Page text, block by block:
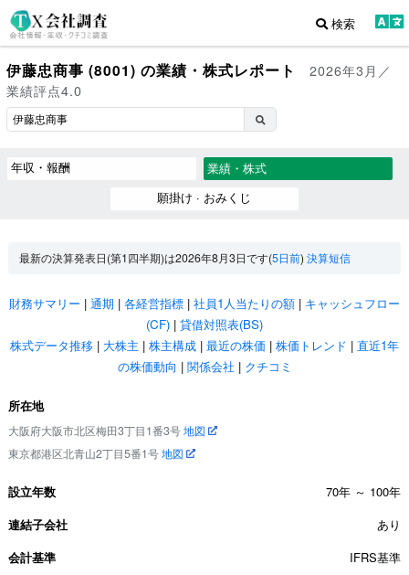
検索
伊藤忠商事 (8001) の業績・株式レポート
2026年3月／
業績評点4.0
年収・報酬
業績・株式
願掛け · おみくじ
最新の決算発表日(第1四半期)は2026年8月3日です(5日前)決算短信
財務サマリー | 通期 | 各経営指標 | 社員1人当たりの額 | キャッシュフロー
(CF) | 貸借対照表(BS)
株式データ推移 | 大株主 | 株主構成 | 最近の株価 | 株価トレンド | 直近1年
の株価動向 | 関係会社 | クチコミ
所在地
大阪府大阪市北区梅田3丁目1番3号地図
東京都港区北青山2丁目5番1号地図
設立年数
70年 ～ 100年
連結子会社
あり
会計基準
IFRS基準